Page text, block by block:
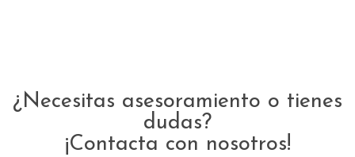
¿Necesitas asesoramiento o tienes
dudas?
¡Contacta con nosotros!